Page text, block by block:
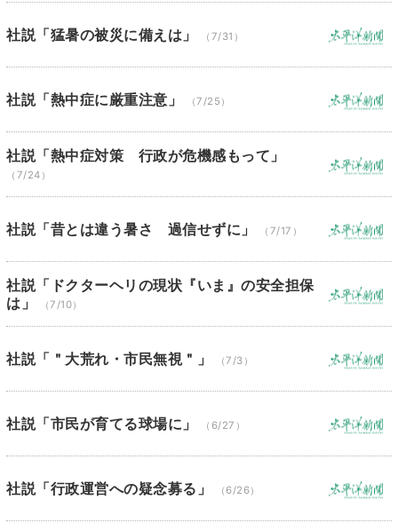
社説「猛暑の被災に備えは」 （7/31）
社説「熱中症に厳重注意」 （7/25）
社説「熱中症対策 行政が危機感もって」
（7/24）
社説「昔とは違う暑さ 過信せずに」 （7/17）
社説「ドクターヘリの現状『いま』の安全担保
は」
（7/10）
社説「＂大荒れ・市民無視＂」 （7/3）
社説「市民が育てる球場に」 （6/27）
社説「行政運営への疑念募る」 （6/26）